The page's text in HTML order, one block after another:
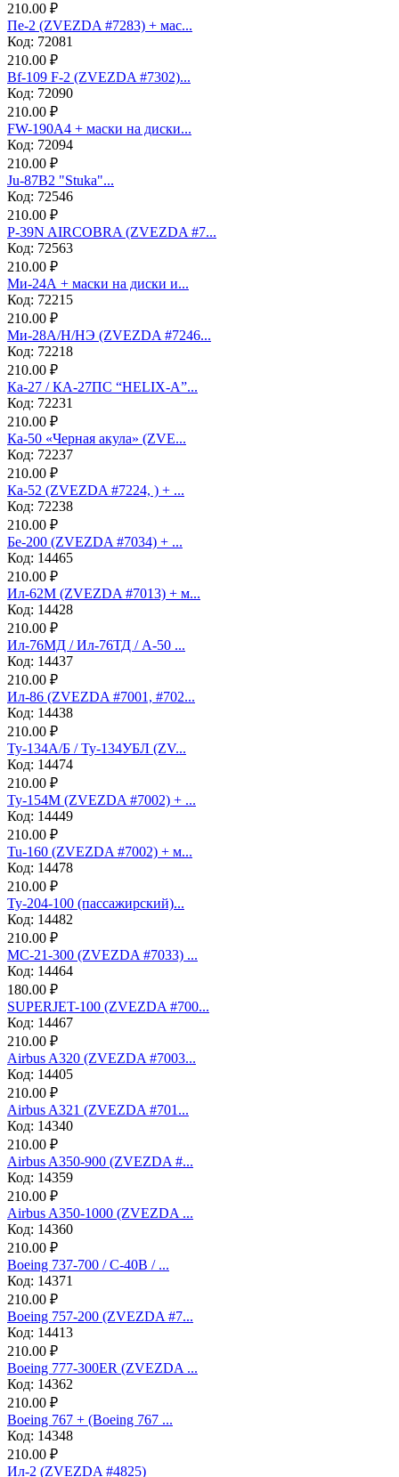
210.00 ₽
Пе-2 (ZVEZDA #7283) + мас...
Код: 72081
210.00 ₽
Bf-109 F-2 (ZVEZDA #7302)...
Код: 72090
210.00 ₽
FW-190A4 + маски на диски...
Код: 72094
210.00 ₽
Ju-87B2 "Stuka"...
Код: 72546
210.00 ₽
P-39N AIRCOBRA (ZVEZDA #7...
Код: 72563
210.00 ₽
Ми-24А + маски на диски и...
Код: 72215
210.00 ₽
Ми-28А/Н/НЭ (ZVEZDA #7246...
Код: 72218
210.00 ₽
Ка-27 / КА-27ПС “HELIX-A”...
Код: 72231
210.00 ₽
Ка-50 «Черная акула» (ZVE...
Код: 72237
210.00 ₽
Ка-52 (ZVEZDA #7224, ) + ...
Код: 72238
210.00 ₽
Бе-200 (ZVEZDA #7034) + ...
Код: 14465
210.00 ₽
Ил-62М (ZVEZDA #7013) + м...
Код: 14428
210.00 ₽
Ил-76МД / Ил-76ТД / А-50 ...
Код: 14437
210.00 ₽
Ил-86 (ZVEZDA #7001, #702...
Код: 14438
210.00 ₽
Ту-134А/Б / Ту-134УБЛ (ZV...
Код: 14474
210.00 ₽
Ту-154М (ZVEZDA #7002) + ...
Код: 14449
210.00 ₽
Tu-160 (ZVEZDA #7002) + м...
Код: 14478
210.00 ₽
Ту-204-100 (пассажирский)...
Код: 14482
210.00 ₽
МС-21-300 (ZVEZDA #7033) ...
Код: 14464
180.00 ₽
SUPERJET-100 (ZVEZDA #700...
Код: 14467
210.00 ₽
Аirbus A320 (ZVEZDA #7003...
Код: 14405
210.00 ₽
Аirbus A321 (ZVEZDA #701...
Код: 14340
210.00 ₽
Airbus A350-900 (ZVEZDA #...
Код: 14359
210.00 ₽
Airbus A350-1000 (ZVEZDA ...
Код: 14360
210.00 ₽
Boeing 737-700 / C-40B / ...
Код: 14371
210.00 ₽
Boeing 757-200 (ZVEZDA #7...
Код: 14413
210.00 ₽
Boeing 777-300ER (ZVEZDA ...
Код: 14362
210.00 ₽
Boeing 767 + (Boeing 767 ...
Код: 14348
210.00 ₽
Ил-2 (ZVEZDA #4825)